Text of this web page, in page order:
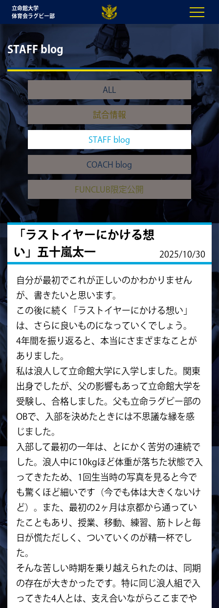
立命館大学
体育会ラグビー部
STAFF blog
ALL
試合情報
STAFF blog
COACH blog
FUNCLUB限定公開
「ラストイヤーにかける想
い」五十嵐太一
2025/10/30
自分が最初でこれが正しいのかわかりません
が、書きたいと思います。
この後に続く「ラストイヤーにかける想い」
は、さらに良いものになっていくでしょう。
4年間を振り返ると、本当にさまざまなことが
ありました。
私は浪人して立命館大学に入学しました。関東
出身でしたが、父の影響もあって立命館大学を
受験し、合格しました。父も立命ラグビー部の
OBで、入部を決めたときには不思議な縁を感
じました。
入部して最初の一年は、とにかく苦労の連続で
した。浪人中に10kgほど体重が落ちた状態で入
ってきたため、1回生当時の写真を見ると今で
も驚くほど細いです（今でも体は大きくないけ
ど）。また、最初の2ヶ月は京都から通ってい
たこともあり、授業、移動、練習、筋トレと毎
日が慌ただしく、ついていくのが精一杯でし
た。
そんな苦しい時期を乗り越えられたのは、同期
の存在が大きかったです。特に同じ浪人組で入
ってきた4人とは、支え合いながらここまでや